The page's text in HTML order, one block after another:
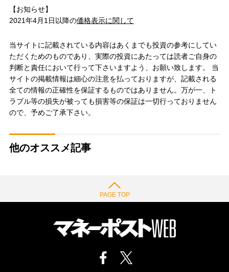
【お知らせ】
2021年4月1日以降の価格表示に関して
当サイトに記載されている内容はあくまでも投資の参考にしてい
ただくためのものであり、実際の投資にあたっては読者ご自身の
判断と責任において行って下さいますよう、お願い致します。 当
サイトの掲載情報は細心の注意を払っておりますが、記載される
全ての情報の正確性を保証するものではありません。万が一、ト
ラブル等の損失が被っても損害等の保証は一切行っておりません
ので、予めご了承下さい。
他のオススメ記事
PAGE TOP